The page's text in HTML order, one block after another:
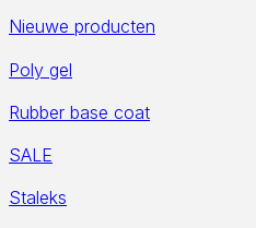
Nieuwe producten
Poly gel
Rubber base coat
SALE
Staleks